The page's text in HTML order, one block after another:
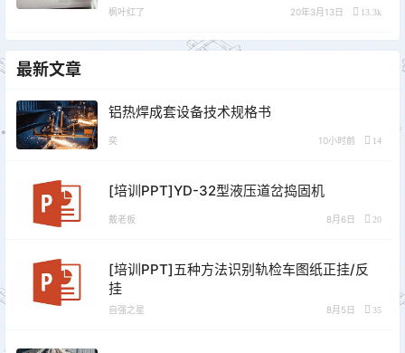
枫叶红了 20年3月13日 13.3k
最新文章
铝热焊成套设备技术规格书
奕 10小时前 14
[培训PPT]YD-32型液压道岔捣固机
戴老板 8月6日 20
[培训PPT]五种方法识别轨检车图纸正挂/反
挂
自强之星 8月5日 35